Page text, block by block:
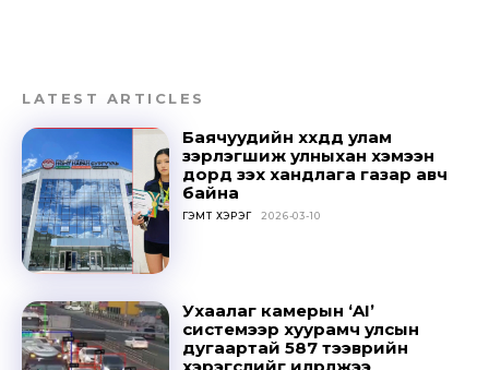
LATEST ARTICLES
Баячуудийн хүүхдүүд улам
зэрлэгшиж улныхан хэмээн
дорд үзэх хандлага газар авч
байна
ГЭМТ ХЭРЭГ 2026-03-10
Ухаалаг камерын ‘AI’
системээр хуурамч улсын
дугаартай 587 тээврийн